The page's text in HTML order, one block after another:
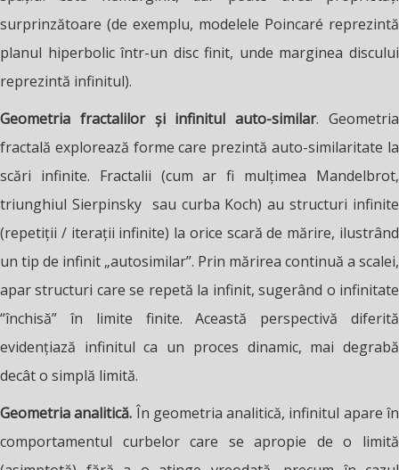
surprinzătoare (de exemplu, modelele Poincaré reprezintă
planul hiperbolic într-un disc finit, unde marginea discului
reprezintă infinitul).
Geometria fractalilor și infinitul auto-similar. Geometria
fractală explorează forme care prezintă auto-similaritate la
scări infinite. Fractalii (cum ar fi mulțimea Mandelbrot,
triunghiul Sierpinsky sau curba Koch) au structuri infinite
(repetiții / iterații infinite) la orice scară de mărire, ilustrând
un tip de infinit „autosimilar”. Prin mărirea continuă a scalei,
apar structuri care se repetă la infinit, sugerând o infinitate
“închisă” în limite finite. Această perspectivă diferită
evidențiază infinitul ca un proces dinamic, mai degrabă
decât o simplă limită.
Geometria analitică. În geometria analitică, infinitul apare în
comportamentul curbelor care se apropie de o limită